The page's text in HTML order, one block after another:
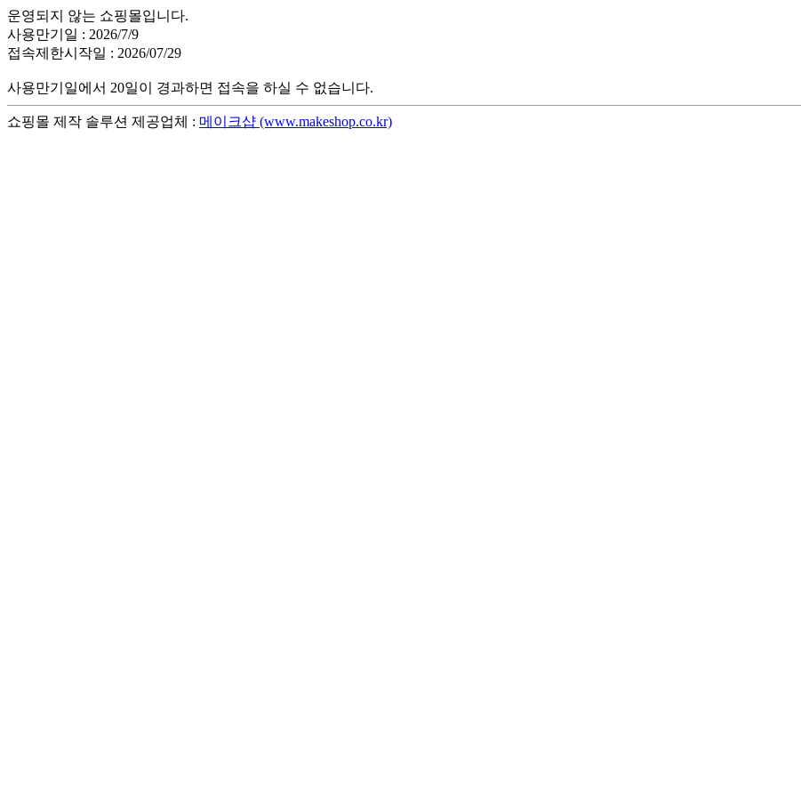
운영되지 않는 쇼핑몰입니다.
사용만기일 : 2026/7/9
접속제한시작일 : 2026/07/29
사용만기일에서 20일이 경과하면 접속을 하실 수 없습니다.
쇼핑몰 제작 솔루션 제공업체 : 메이크샵 (www.makeshop.co.kr)